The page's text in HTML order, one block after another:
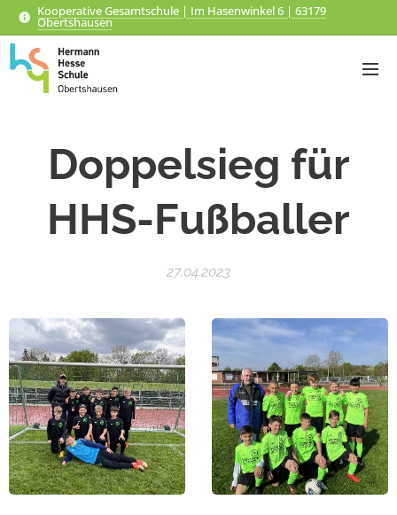
Kooperative Gesamtschule | Im Hasenwinkel 6 | 63179
Obertshausen
Doppelsieg für
HHS-Fußballer
27.04.2023